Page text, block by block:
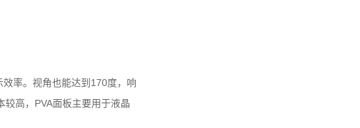
率。视角也能达到170度，响
高，PVA面板主要用于液晶